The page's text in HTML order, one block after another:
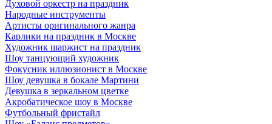
Духовой оркестр на праздник
Народные инструменты
Артисты оригинального жанра
Карлики на праздник в Москве
Художник шаржист на праздник
Шоу танцующий художник
Фокусник иллюзионист в Москве
Шоу девушка в бокале Мартини
Девушка в зеркальном цветке
Акробатическое шоу в Москве
Футбольный фристайл